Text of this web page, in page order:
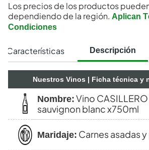
Los precios de los productos
dependiendo de la región. Aplican
Condiciones
Características Descripción
Nuestros Vinos | Ficha técnica y
Nombre: Vino
sauvignon blanc x750ml
Maridaje: Carnes asadas